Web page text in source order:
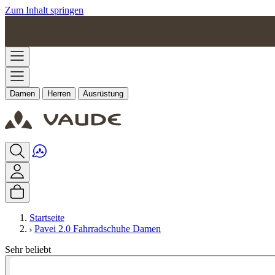
Zum Inhalt springen
Damen Herren Ausrüstung
Startseite
Pavei 2.0 Fahrradschuhe Damen
Sehr beliebt